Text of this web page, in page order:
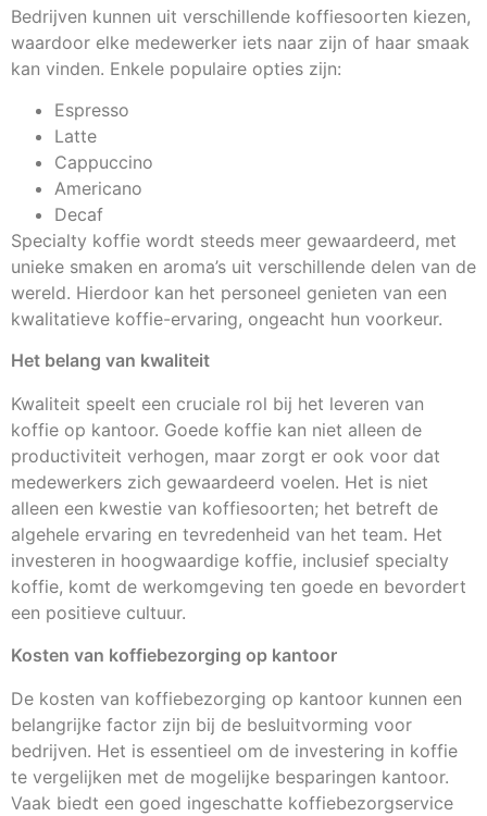
Bedrijven kunnen uit verschillende koffiesoorten kiezen,
waardoor elke medewerker iets naar zijn of haar smaak
kan vinden. Enkele populaire opties zijn:
Espresso
Latte
Cappuccino
Americano
Decaf
Specialty koffie wordt steeds meer gewaardeerd, met
unieke smaken en aroma’s uit verschillende delen van de
wereld. Hierdoor kan het personeel genieten van een
kwalitatieve koffie-ervaring, ongeacht hun voorkeur.
Het belang van kwaliteit
Kwaliteit speelt een cruciale rol bij het leveren van
koffie op kantoor. Goede koffie kan niet alleen de
productiviteit verhogen, maar zorgt er ook voor dat
medewerkers zich gewaardeerd voelen. Het is niet
alleen een kwestie van koffiesoorten; het betreft de
algehele ervaring en tevredenheid van het team. Het
investeren in hoogwaardige koffie, inclusief specialty
koffie, komt de werkomgeving ten goede en bevordert
een positieve cultuur.
Kosten van koffiebezorging op kantoor
De kosten van koffiebezorging op kantoor kunnen een
belangrijke factor zijn bij de besluitvorming voor
bedrijven. Het is essentieel om de investering in koffie
te vergelijken met de mogelijke besparingen kantoor.
Vaak biedt een goed ingeschatte koffiebezorgservice